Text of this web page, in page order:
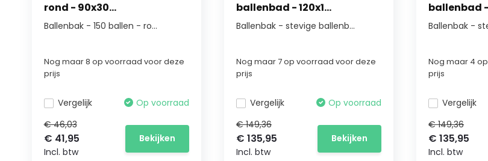
rond - 90x30...
Ballenbak - 150 ballen - ro...
Nog maar 8 op voorraad voor deze
prijs
Vergelijk
Op voorraad
€ 46,03
€ 41,95
Incl. btw
Bekijken
ballenbad - 120x1...
Ballenbak - stevige ballenb...
Nog maar 7 op voorraad voor deze
prijs
Vergelijk
Op voorraad
€ 149,36
€ 135,95
Incl. btw
Bekijken
ballenbad -
Ballenbak -
Nog maar 4
prijs
Vergelijk
€ 149,36
€ 135,95
Incl. btw